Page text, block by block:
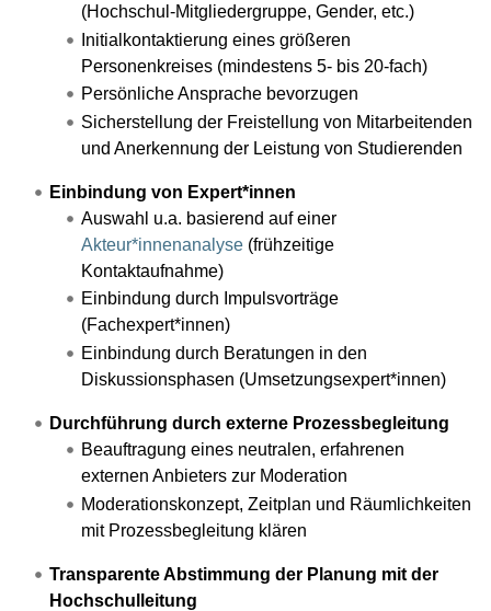
(Hochschul-Mitgliedergruppe, Gender, etc.)
Initialkontaktierung eines größeren
Personenkreises (mindestens 5- bis 20-fach)
Persönliche Ansprache bevorzugen
Sicherstellung der Freistellung von Mitarbeitenden
und Anerkennung der Leistung von Studierenden
Einbindung von Expert*innen
Auswahl u.a. basierend auf einer
Akteur*innenanalyse (frühzeitige
Kontaktaufnahme)
Einbindung durch Impulsvorträge
(Fachexpert*innen)
Einbindung durch Beratungen in den
Diskussionsphasen (Umsetzungsexpert*innen)
Durchführung durch externe Prozessbegleitung
Beauftragung eines neutralen, erfahrenen
externen Anbieters zur Moderation
Moderationskonzept, Zeitplan und Räumlichkeiten
mit Prozessbegleitung klären
Transparente Abstimmung der Planung mit der
Hochschulleitung